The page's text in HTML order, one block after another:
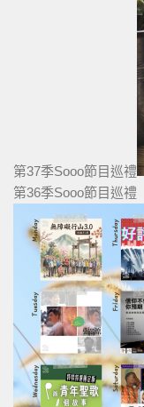
第37季Sooo節目巡禮
第36季Sooo節目巡禮